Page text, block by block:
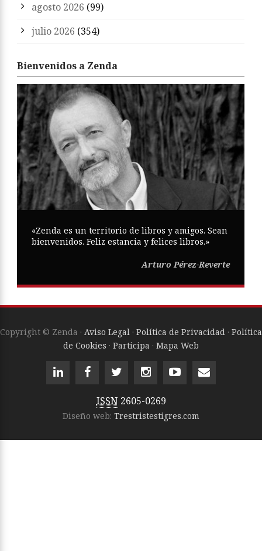
agosto 2026 (99)
julio 2026 (354)
Bienvenidos a Zenda
«Zenda es un territorio de libros y amigos. Sean
bienvenidos. Feliz estancia y felices libros.»
Arturo Pérez-Reverte
Copyright © Zenda · Aviso Legal · Política de Privacidad · Política
de Cookies · Participa · Mapa Web
ISSN 2605-0269
Diseño web: Trestristestigres.com